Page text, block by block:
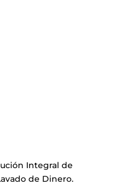
Integral de
de Dinero.